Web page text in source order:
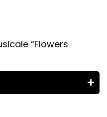
“Flowers